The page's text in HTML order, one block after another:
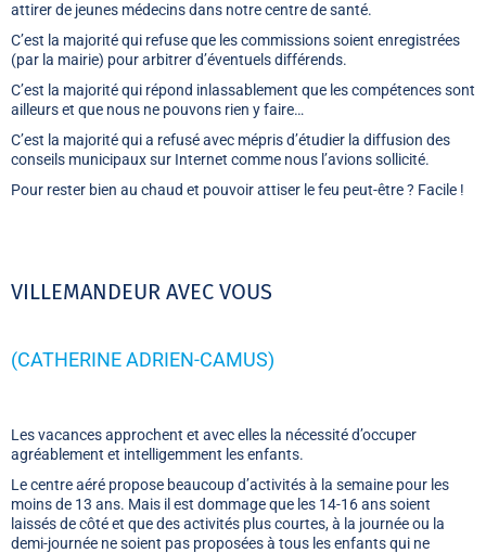
attirer de jeunes médecins dans notre centre de santé.
C’est la majorité qui refuse que les commissions soient enregistrées
(par la mairie) pour arbitrer d’éventuels différends.
C’est la majorité qui répond inlassablement que les compétences sont
ailleurs et que nous ne pouvons rien y faire…
C’est la majorité qui a refusé avec mépris d’étudier la diffusion des
conseils municipaux sur Internet comme nous l’avions sollicité.
Pour rester bien au chaud et pouvoir attiser le feu peut-être ? Facile !
VILLEMANDEUR AVEC VOUS
(CATHERINE ADRIEN-CAMUS)
Les vacances approchent et avec elles la nécessité d’occuper
agréablement et intelligemment les enfants.
Le centre aéré propose beaucoup d’activités à la semaine pour les
moins de 13 ans. Mais il est dommage que les 14-16 ans soient
laissés de côté et que des activités plus courtes, à la journée ou la
demi-journée ne soient pas proposées à tous les enfants qui ne